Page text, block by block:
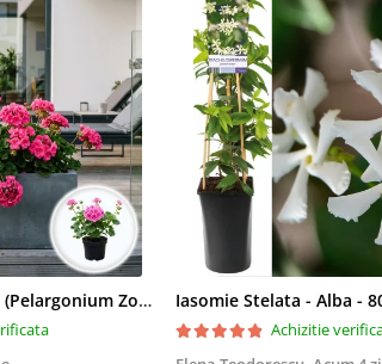
Mușcată Dreaptă Roz (Pelargonium Zonale) Iasomie Stelata - Alba -
Achizitie